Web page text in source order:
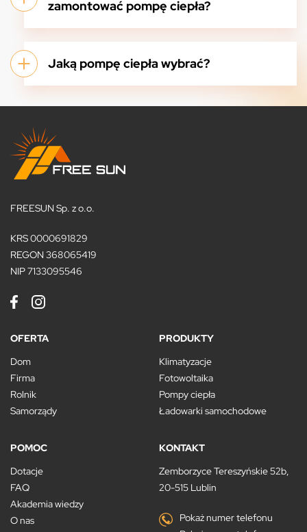
zamontować pompę ciepła?
Jaką pompę ciepła wybrać?
FREESUN Sp. z o.o.
KRS 0000691829
REGON 368065419
NIP 7133095546
OFERTA
Dom
Firma
Rolnik
Samorządy
PRODUKTY
Klimatyzacje
Fotowoltaika
Pompy ciepła
Ładowarki samochodowe
POMOC
Dotacje
FAQ
Akademia wiedzy
O nas
KONTAKT
Zemborzyce Tereszyńskie 52b,
20-515 Lublin
Pokaż numer telefonu